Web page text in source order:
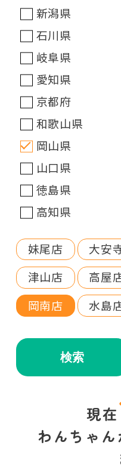
新潟県
石川県
岐阜県
愛知県
京都府
和歌山県
岡山県
山口県
徳島県
高知県
妹尾店 大安
津山店
高屋
岡南店
水島
検索
現在
わんちゃ